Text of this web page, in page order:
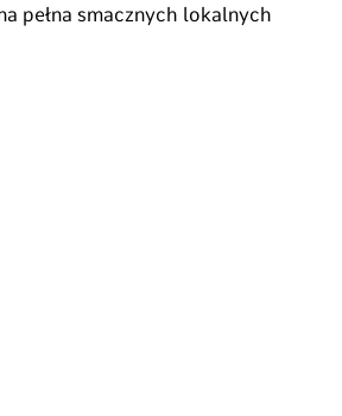
pełna smacznych lokalnych